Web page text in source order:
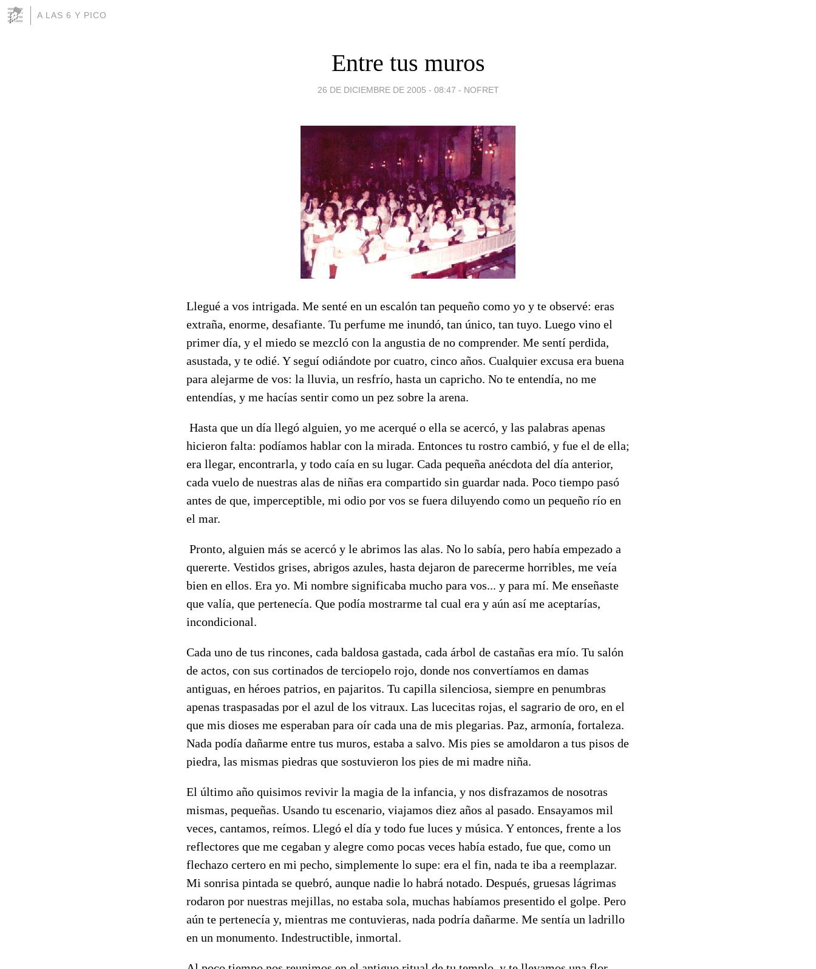
A LAS 6 Y PICO
Entre tus muros
26 DE DICIEMBRE DE 2005 - 08:47 - NOFRET
Llegué a vos intrigada. Me senté en un escalón tan pequeño como yo y te observé: eras
extraña, enorme, desafiante. Tu perfume me inundó, tan único, tan tuyo. Luego vino el
primer día, y el miedo se mezcló con la angustia de no comprender. Me sentí perdida,
asustada, y te odié. Y seguí odiándote por cuatro, cinco años. Cualquier excusa era buena
para alejarme de vos: la lluvia, un resfrío, hasta un capricho. No te entendía, no me
entendías, y me hacías sentir como un pez sobre la arena.
Hasta que un día llegó alguien, yo me acerqué o ella se acercó, y las palabras apenas
hicieron falta: podíamos hablar con la mirada. Entonces tu rostro cambió, y fue el de ella;
era llegar, encontrarla, y todo caía en su lugar. Cada pequeña anécdota del día anterior,
cada vuelo de nuestras alas de niñas era compartido sin guardar nada. Poco tiempo pasó
antes de que, imperceptible, mi odio por vos se fuera diluyendo como un pequeño río en
el mar.
Pronto, alguien más se acercó y le abrimos las alas. No lo sabía, pero había empezado a
quererte. Vestidos grises, abrigos azules, hasta dejaron de parecerme horribles, me veía
bien en ellos. Era yo. Mi nombre significaba mucho para vos... y para mí. Me enseñaste
que valía, que pertenecía. Que podía mostrarme tal cual era y aún así me aceptarías,
incondicional.
Cada uno de tus rincones, cada baldosa gastada, cada árbol de castañas era mío. Tu salón
de actos, con sus cortinados de terciopelo rojo, donde nos convertíamos en damas
antiguas, en héroes patrios, en pajaritos. Tu capilla silenciosa, siempre en penumbras
apenas traspasadas por el azul de los vitraux. Las lucecitas rojas, el sagrario de oro, en el
que mis dioses me esperaban para oír cada una de mis plegarias. Paz, armonía, fortaleza.
Nada podía dañarme entre tus muros, estaba a salvo. Mis pies se amoldaron a tus pisos de
piedra, las mismas piedras que sostuvieron los pies de mi madre niña.
El último año quisimos revivir la magia de la infancia, y nos disfrazamos de nosotras
mismas, pequeñas. Usando tu escenario, viajamos diez años al pasado. Ensayamos mil
veces, cantamos, reímos. Llegó el día y todo fue luces y música. Y entonces, frente a los
reflectores que me cegaban y alegre como pocas veces había estado, fue que, como un
flechazo certero en mi pecho, simplemente lo supe: era el fin, nada te iba a reemplazar.
Mi sonrisa pintada se quebró, aunque nadie lo habrá notado. Después, gruesas lágrimas
rodaron por nuestras mejillas, no estaba sola, muchas habíamos presentido el golpe. Pero
aún te pertenecía y, mientras me contuvieras, nada podría dañarme. Me sentía un ladrillo
en un monumento. Indestructible, inmortal.